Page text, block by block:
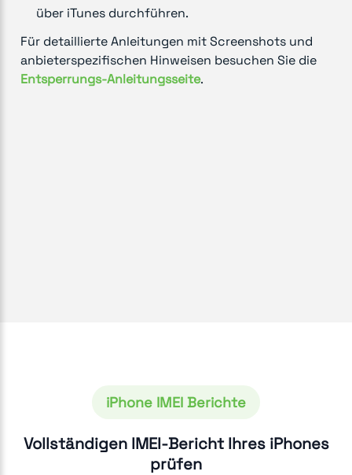
über iTunes durchführen.
Für detaillierte Anleitungen mit Screenshots und
anbieterspezifischen Hinweisen besuchen Sie die
Entsperrungs-Anleitungsseite.
iPhone IMEI Berichte
Vollständigen IMEI-Bericht Ihres iPhones
prüfen